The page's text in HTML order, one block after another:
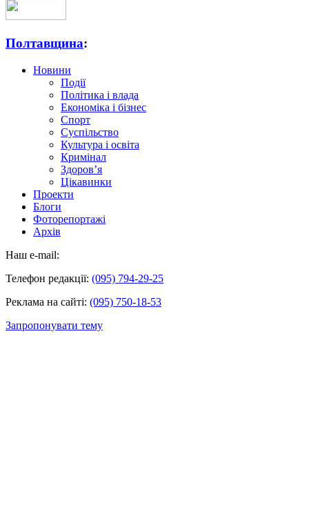
Полтавщина:
Новини
Події
Політика і влада
Економіка і бізнес
Спорт
Суспільство
Культура і освіта
Кримінал
Здоров’я
Цікавинки
Проекти
Блоги
Фоторепортажі
Архів
Наш e-mail:
Телефон редакції: (095) 794-29-25
Реклама на сайті: (095) 750-18-53
Запропонувати тему